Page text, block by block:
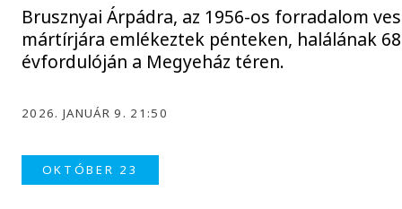
Brusznyai Árpádra, az 1956-os forradalom
mártírjára emlékeztek pénteken, halálának
évfordulóján a Megyeház téren.
2026. JANUÁR 9. 21:50
OKTÓBER 23